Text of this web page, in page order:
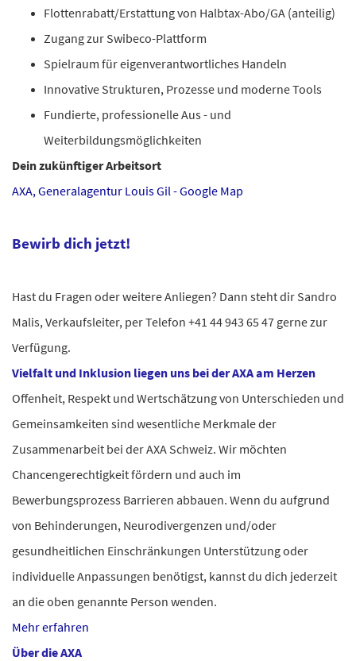
Flottenrabatt/Erstattung von Halbtax-Abo/GA (anteilig)
Zugang zur Swibeco-Plattform
Spielraum für eigenverantwortliches Handeln
Innovative Strukturen, Prozesse und moderne Tools
Fundierte, professionelle Aus - und
Weiterbildungsmöglichkeiten
Dein zukünftiger Arbeitsort
AXA, Generalagentur Louis Gil - Google Map
Bewirb dich jetzt!
Hast du Fragen oder weitere Anliegen? Dann steht dir Sandro
Malis, Verkaufsleiter, per Telefon +41 44 943 65 47 gerne zur
Verfügung.
Vielfalt und Inklusion liegen uns bei der AXA am Herzen
Offenheit, Respekt und Wertschätzung von Unterschieden und
Gemeinsamkeiten sind wesentliche Merkmale der
Zusammenarbeit bei der AXA Schweiz. Wir möchten
Chancengerechtigkeit fördern und auch im
Bewerbungsprozess Barrieren abbauen. Wenn du aufgrund
von Behinderungen, Neurodivergenzen und/oder
gesundheitlichen Einschränkungen Unterstützung oder
individuelle Anpassungen benötigst, kannst du dich jederzeit
an die oben genannte Person wenden.
Mehr erfahren
Über die AXA